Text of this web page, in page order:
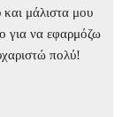
μάλιστα μου
για να εφαρμόζω
πολύ!